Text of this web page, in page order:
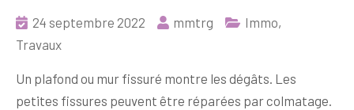
24 septembre 2022 mmtrg Immo,
Travaux
Un plafond ou mur fissuré montre les dégâts. Les
petites fissures peuvent être réparées par colmatage.